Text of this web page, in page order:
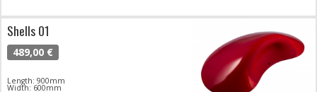
Shells 01
489,00 €
Length: 900mm
Width: 600mm